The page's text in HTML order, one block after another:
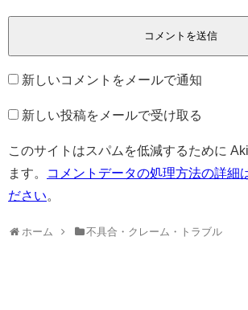
新しいコメントをメールで通知
新しい投稿をメールで受け取る
このサイトはスパムを低減するために
ます。
コメントデータの処理方法の詳細
ださい。
ホーム 不具合・クレーム・トラブル